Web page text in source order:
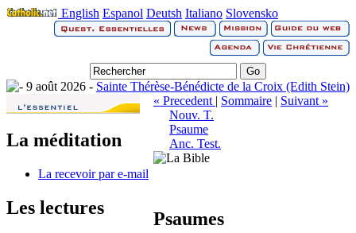
English Espanol Deutsh Italiano Slovensko
9 août 2026 - Sainte Thérèse-Bénédicte de la Croix (Edith Stein)
La méditation
La recevoir par e-mail
Les lectures
« Precedent | Sommaire | Suivant »
Nouv. T.
Psaume
Anc. Test.
Psaumes